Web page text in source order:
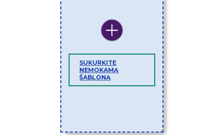
SUKURKITE
NEMOKAMĄ
ŠABLONĄ